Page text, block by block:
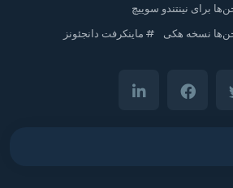
برای نینتندو سوییچ
نسخه هکی # ماینکرفت دانجئونز